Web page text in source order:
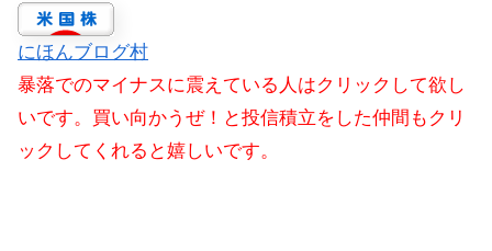
にほんブログ村
暴落でのマイナスに震えている人はクリックして欲し
いです。買い向かうぜ！と投信積立をした仲間もクリ
ックしてくれると嬉しいです。